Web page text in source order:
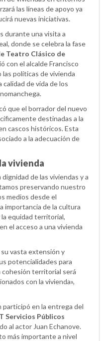
las líneas de apoyo ya
nuevas iniciativas.
durante una visita a
donde se celebra la fase
Teatro Clásico de
con el alcalde Francisco
políticas de vivienda
de vida de los
que el borrador del nuevo
destinadas a la
cascos históricos. Esta
a la adecuación de
vivienda
de las viviendas y a
preservando nuestro
medios desde el
importancia de la cultura
equidad territorial,
el acceso a una vivienda
vasta extensión y
potencialidades para
cohesión territorial será
con la vivienda»,
participó en la entrega del
Servicios Públicos
al actor Juan Echanove.
más importante a nivel